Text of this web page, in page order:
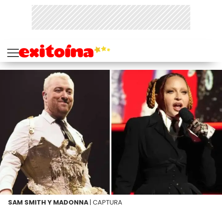
SAM SMITH Y MADONNA | CAPTURA